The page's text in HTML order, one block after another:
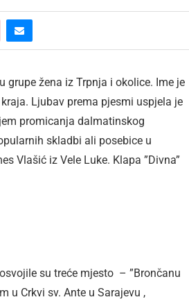
grupe žena iz Trpnja i okolice. Ime je
Ljubav prema pjesmi uspjela je
promicanja dalmatinskog
skladbi ali posebice u
Vlašić iz Vele Luke. Klapa ”Divna”
su treće mjesto – ”Brončanu
u Crkvi sv. Ante u Sarajevu ,